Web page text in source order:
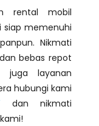
rental mobil
siap memenuhi
Nikmati
bebas repot
juga layanan
hubungi kami
dan nikmati